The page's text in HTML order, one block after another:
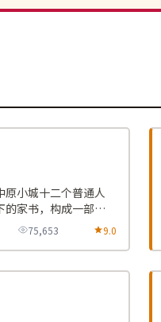
原小城十二个普通人
的家书，构成一部沉
75,653 9.0